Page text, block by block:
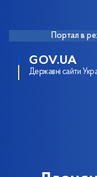
Портал в
GOV.UA
Державні сайти